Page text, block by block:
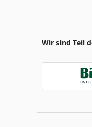
Wir sind Teil